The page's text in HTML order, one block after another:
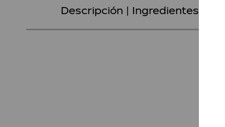
Descripción | Ingredientes